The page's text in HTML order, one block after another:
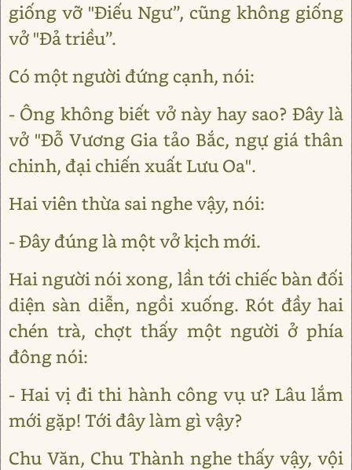
giống vỡ "Điếu Ngư”, cũng không giống
vở "Đả triều”.
Có một người đứng cạnh, nói:
- Ông không biết vở này hay sao? Đây là
vở "Đỗ Vương Gia tảo Bắc, ngự giá thân
chinh, đại chiến xuất Lưu Oa".
Hai viên thừa sai nghe vậy, nói:
- Đây đúng là một vở kịch mới.
Hai người nói xong, lần tới chiếc bàn đối
diện sàn diễn, ngồi xuống. Rót đầy hai
chén trà, chợt thấy một người ở phía
đông nói:
- Hai vị đi thi hành công vụ ư? Lâu lắm
mới gặp! Tới đây làm gì vậy?
Chu Văn, Chu Thành nghe thấy vậy, vội